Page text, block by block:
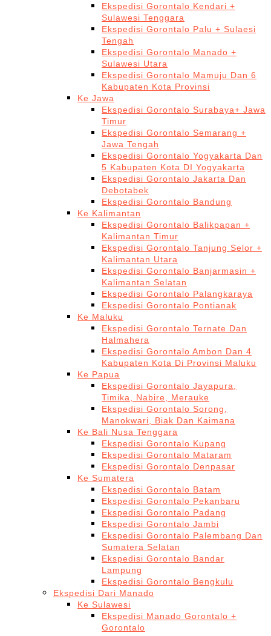
Ekspedisi Gorontalo Kendari +
Sulawesi Tenggara
Ekspedisi Gorontalo Palu + Sulaesi
Tengah
Ekspedisi Gorontalo Manado +
Sulawesi Utara
Ekspedisi Gorontalo Mamuju Dan 6
Kabupaten Kota Provinsi
Ke Jawa
Ekspedisi Gorontalo Surabaya+ Jawa
Timur
Ekspedisi Gorontalo Semarang +
Jawa Tengah
Ekspedisi Gorontalo Yogyakarta Dan
5 Kabupaten Kota DI Yogyakarta
Ekspedisi Gorontalo Jakarta Dan
Debotabek
Ekspedisi Gorontalo Bandung
Ke Kalimantan
Ekspedisi Gorontalo Balikpapan +
Kalimantan Timur
Ekspedisi Gorontalo Tanjung Selor +
Kalimantan Utara
Ekspedisi Gorontalo Banjarmasin +
Kalimantan Selatan
Ekspedisi Gorontalo Palangkaraya
Ekspedisi Gorontalo Pontianak
Ke Maluku
Ekspedisi Gorontalo Ternate Dan
Halmahera
Ekspedisi Gorontalo Ambon Dan 4
Kabupaten Kota Di Provinsi Maluku
Ke Papua
Ekspedisi Gorontalo Jayapura,
Timika, Nabire, Merauke
Ekspedisi Gorontalo Sorong,
Manokwari, Biak Dan Kaimana
Ke Bali Nusa Tenggara
Ekspedisi Gorontalo Kupang
Ekspedisi Gorontalo Mataram
Ekspedisi Gorontalo Denpasar
Ke Sumatera
Ekspedisi Gorontalo Batam
Ekspedisi Gorontalo Pekanbaru
Ekspedisi Gorontalo Padang
Ekspedisi Gorontalo Jambi
Ekspedisi Gorontalo Palembang Dan
Sumatera Selatan
Ekspedisi Gorontalo Bandar
Lampung
Ekspedisi Gorontalo Bengkulu
Ekspedisi Dari Manado
Ke Sulawesi
Ekspedisi Manado Gorontalo +
Gorontalo